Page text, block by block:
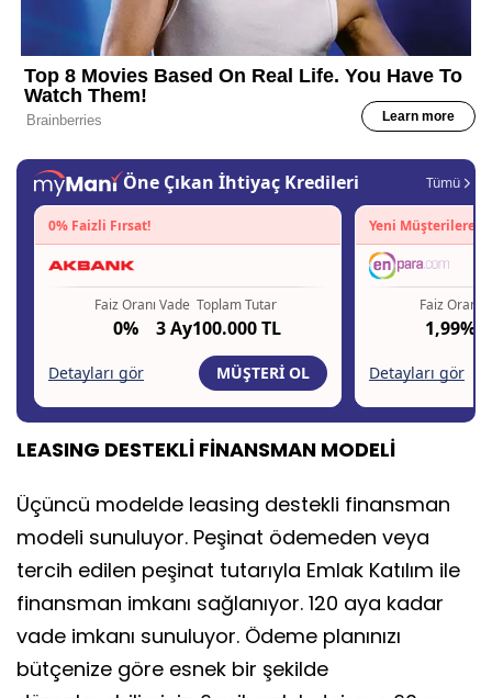
LEASING DESTEKLİ FİNANSMAN MODELİ
Üçüncü modelde leasing destekli finansman
modeli sunuluyor. Peşinat ödemeden veya
tercih edilen peşinat tutarıyla Emlak Katılım ile
finansman imkanı sağlanıyor. 120 aya kadar
vade imkanı sunuluyor. Ödeme planınızı
bütçenize göre esnek bir şekilde